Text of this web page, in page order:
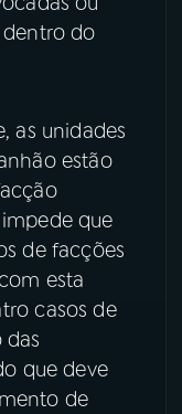
do
as unidades
estão
que
de facções
esta
casos de
que deve
de